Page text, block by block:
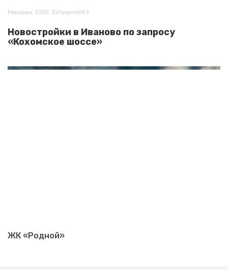
Реклама. ERID: 2VtzqvmYrF7
Новостройки в Иваново по запросу
«Кохомское шоссе»
ЖК «Родной»